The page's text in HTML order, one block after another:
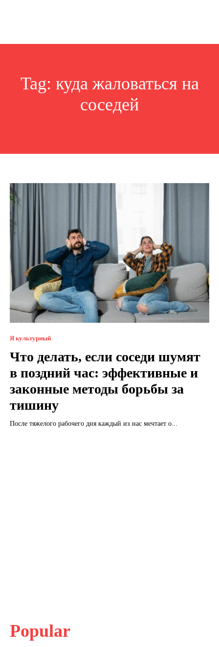
Tag: куда жаловаться на
соседей
Я культурный
Что делать, если соседи шумят
в поздний час: эффективные и
законные методы борьбы за
тишину
После тяжелого рабочего дня каждый из нас мечтает о...
Popular